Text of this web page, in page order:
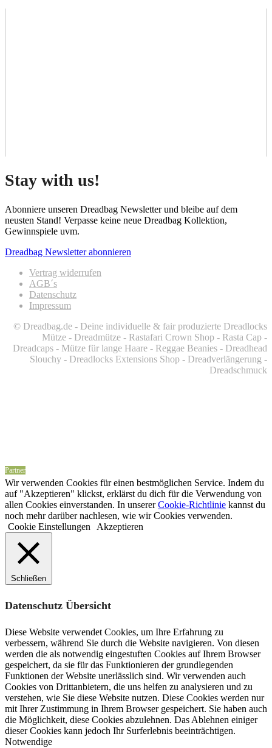
Stay with us!
Abonniere unseren Dreadbag Newsletter und bleibe auf dem
neusten Stand! Verpasse keine neue Dreadbag Kollektion,
Gewinnspiele uvm.
Dreadbag Newsletter abonnieren
Vertrag widerrufen
AGB´s
Datenschutz
Impressum
© Dreadbag.de - Deine individuelle & fair produzierte Dreadlocks
Mütze - Dreadmütze - Rastafari Crown Shop - Rasta Cap -
Dreadcaps - Mütze für lange Haare - Reggae Beanies - Dreadhead
Slouchy - Dreadlocks Extensions Shop - Dreadverlängerung -
Dreadschmuck
Partner
Wir verwenden Cookies für einen bestmöglichen Service. Indem du
auf "Akzeptieren" klickst, erklärst du dich für die Verwendung von
allen Cookies einverstanden. In unsererCookie-Richtlinie kannst du
noch mehr darüber nachlesen, wie wir Cookies verwenden.
Cookie Einstellungen Akzeptieren
Schließen
Datenschutz Übersicht
Diese Website verwendet Cookies, um Ihre Erfahrung zu
verbessern, während Sie durch die Website navigieren. Von diesen
werden die als notwendig eingestuften Cookies auf Ihrem Browser
gespeichert, da sie für das Funktionieren der grundlegenden
Funktionen der Website unerlässlich sind. Wir verwenden auch
Cookies von Drittanbietern, die uns helfen zu analysieren und zu
verstehen, wie Sie diese Website nutzen. Diese Cookies werden nur
mit Ihrer Zustimmung in Ihrem Browser gespeichert. Sie haben auch
die Möglichkeit, diese Cookies abzulehnen. Das Ablehnen einiger
dieser Cookies kann jedoch Ihr Surferlebnis beeinträchtigen.
Notwendige